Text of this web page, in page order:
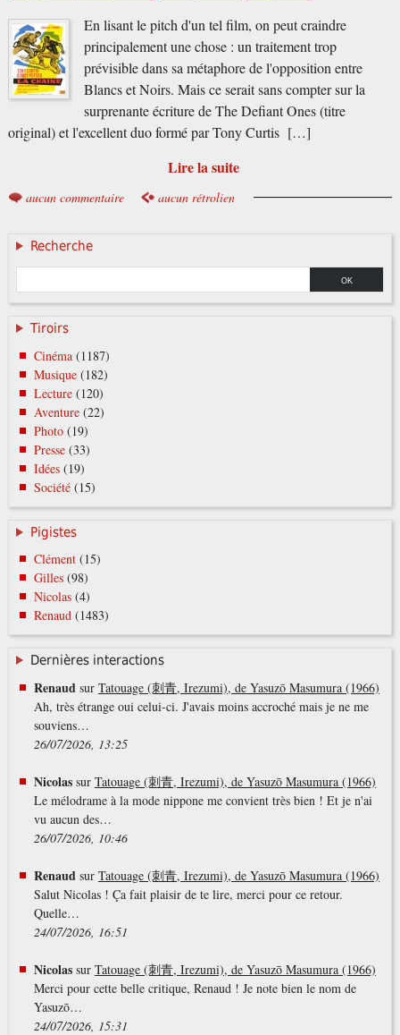
En lisant le pitch d'un tel film, on peut craindre
principalement une chose : un traitement trop
prévisible dans sa métaphore de l'opposition entre
Blancs et Noirs. Mais ce serait sans compter sur la
surprenante écriture de The Defiant Ones (titre
original) et l'excellent duo formé par Tony Curtis […]
Lire la suite
aucun commentaire aucun rétrolien
Recherche
Tiroirs
Cinéma (1187)
Musique (182)
Lecture (120)
Aventure (22)
Photo (19)
Presse (33)
Idées (19)
Société (15)
Pigistes
Clément(15)
Gilles(98)
Nicolas(4)
Renaud(1483)
Dernières interactions
Renaud sur Tatouage (刺青, Irezumi), de Yasuzō Masumura (1966)
Ah, très étrange oui celui-ci. J'avais moins accroché mais je ne me
souviens…
26/07/2026, 13:25
Nicolassur Tatouage (刺青, Irezumi), de Yasuzō Masumura (1966)
Le mélodrame à la mode nippone me convient très bien ! Et je n'ai
vu aucun des…
26/07/2026, 10:46
Renaud sur Tatouage (刺青, Irezumi), de Yasuzō Masumura (1966)
Salut Nicolas ! Ça fait plaisir de te lire, merci pour ce retour.
Quelle…
24/07/2026, 16:51
Nicolassur Tatouage (刺青, Irezumi), de Yasuzō Masumura (1966)
Merci pour cette belle critique, Renaud ! Je note bien le nom de
Yasuzō…
24/07/2026, 15:31